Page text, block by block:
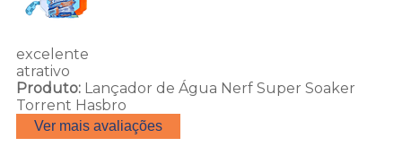
excelente
atrativo
Produto:Lançador de Água Nerf Super Soaker
Torrent Hasbro
Ver mais avaliações